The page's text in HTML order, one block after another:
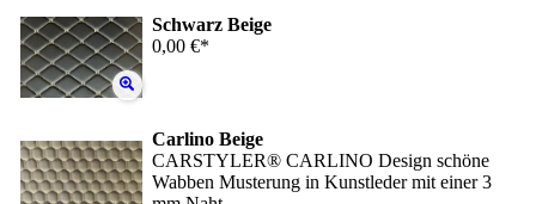
Schwarz Beige
0,00 €*
Carlino Beige
CARSTYLER® CARLINO Design schöne
Wabben Musterung in Kunstleder mit einer 3